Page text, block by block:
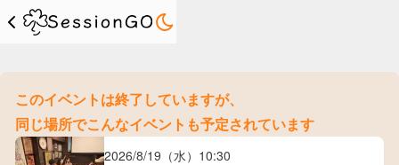
このイベントは終了していますが、
同じ場所でこんなイベントも予定されています
2026/8/19（水） 10:30